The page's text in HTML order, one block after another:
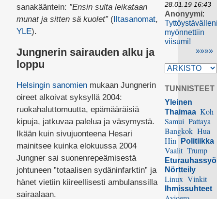
sanakääntein: ”Ensin sulta leikataan
munat ja sitten sä kuolet”(Iltasanomat,
YLE).
Jungnerin sairauden alku ja
loppu
Helsingin sanomienmukaan Jungnerin
oireet alkoivat syksyllä 2004:
ruokahaluttomuutta, epämääräisiä
kipuja, jatkuvaa palelua ja väsymystä.
Ikään kuin sivujuonteena Hesari
mainitsee kuinka elokuussa 2004
Jungner sai suonenrepeämisestä
johtuneen ”totaalisen sydäninfarktin” ja
hänet vietiin kiireellisesti ambulanssilla
sairaalaan.
28.01.19 16:43
Anonyymi:
myönnettiin
viisumi!
»»»»
TUNNISTEET
Yleinen
Thaimaa Koh
Samui Pattaya
Bangkok Hua
Hin
Politiikka
Vaalit Trump
Nörtteily
Linux Vinkit
Ihmissuhteet